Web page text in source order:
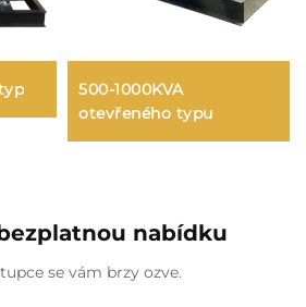
500-1000KVA
otevřeného typu
nabídku
se vám brzy ozve.